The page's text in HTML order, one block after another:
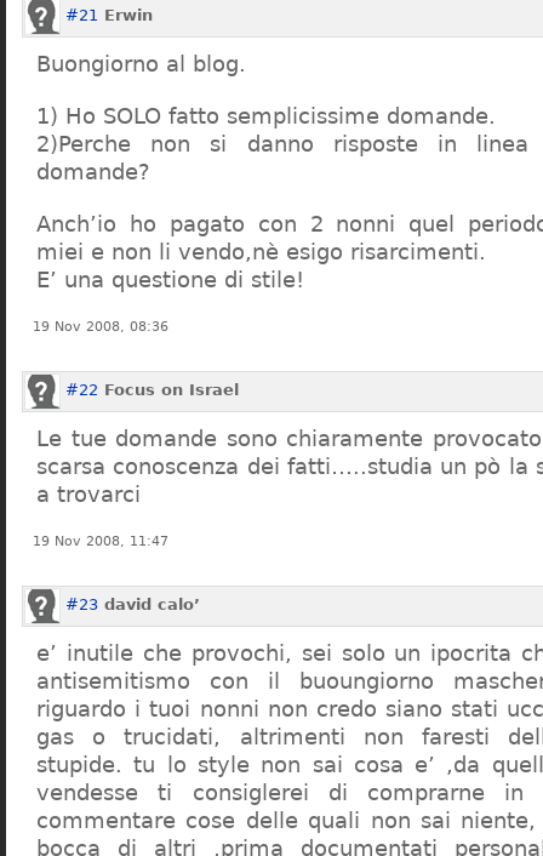
#21 Erwin
Buongiorno al blog.
1) Ho SOLO fatto semplicissime domande.
2)Perche non si danno risposte in
domande?
Anch’io ho pagato con 2 nonni quel
miei e non li vendo,nè esigo risarcimenti.
E’ una questione di stile!
19 Nov 2008, 08:36
#22 Focus on Israel
Le tue domande sono chiaramente
scarsa conoscenza dei fatti…..studia un pò la
a trovarci
19 Nov 2008, 11:47
#23 david calo’
e’ inutile che provochi, sei solo un ipocrita
antisemitismo con il buoungiorno
riguardo i tuoi nonni non credo siano stati
gas o trucidati, altrimenti non faresti
stupide. tu lo style non sai cosa e’ ,da
vendesse ti consiglerei di comprarne in
commentare cose delle quali non sai
bocca di altri ,prima documentati